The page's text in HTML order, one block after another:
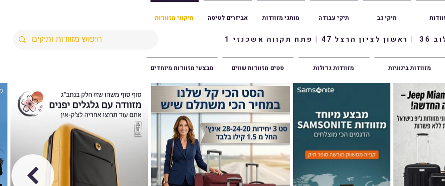
1
תיקוני מזוודות אביזרים לטיסה מותגי מזוודות תיקי עבודה תיקי גב
מבצעי מזוודות מיוחדים סטים מזוודות שווים מזוודות גדולות מזוודות בינוניות